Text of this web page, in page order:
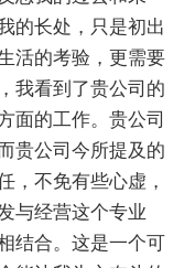
的长处，只是初出
活的考验，更需要
我看到了贵公司的
面的工作。贵公司
贵公司今所提及的
，不免有些心虚，
与经营这个专业
结合。这是一个可